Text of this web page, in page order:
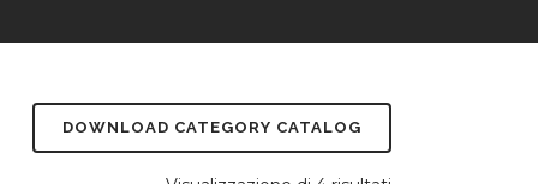
DOWNLOAD CATEGORY CATALOG